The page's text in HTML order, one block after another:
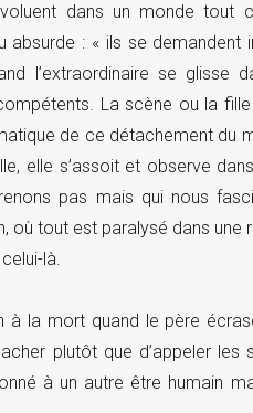
dans un monde tout
absurde : « ils se
l’extraordinaire se glisse
La scène ou la
de ce détachement du
elle s’assoit et observe
pas mais qui nous
où tout est paralysé dans une
là.
à la mort quand le père
plutôt que d’appeler
à un autre être humain